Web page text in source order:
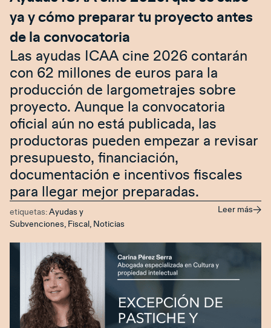
ya y cómo preparar tu proyecto antes
de la convocatoria
Las ayudas ICAA cine 2026 contarán
con 62 millones de euros para la
producción de largometrajes sobre
proyecto. Aunque la convocatoria
oficial aún no está publicada, las
productoras pueden empezar a revisar
presupuesto, financiación,
documentación e incentivos fiscales
para llegar mejor preparadas.
etiquetas: Ayudas y
Subvenciones Fiscal Noticias
Leer más